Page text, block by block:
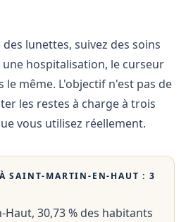
lunettes, suivez des soins
hospitalisation, le curseur
le même. L'objectif n'est pas de
les restes à charge à trois
vous utilisez réellement.
ÀSAINT-MARTIN-EN-HAUT : 3
30,73 % des habitants